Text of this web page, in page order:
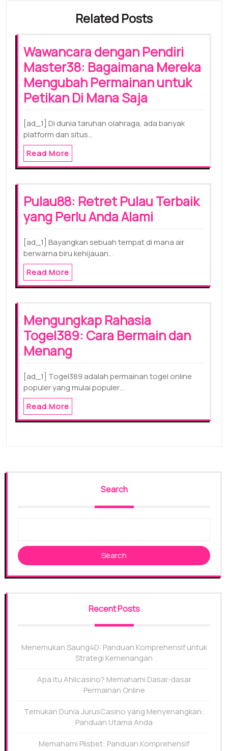
Related Posts
Wawancara dengan Pendiri
Master38: Bagaimana Mereka
Mengubah Permainan untuk
Petikan Di Mana Saja
[ad_1] Di dunia taruhan olahraga, ada banyak
platform dan situs…
Read More
Pulau88: Retret Pulau Terbaik
yang Perlu Anda Alami
[ad_1] Bayangkan sebuah tempat di mana air
berwarna biru kehijauan…
Read More
Mengungkap Rahasia
Togel389: Cara Bermain dan
Menang
[ad_1] Togel389 adalah permainan togel online
populer yang mulai populer…
Read More
Search
Search
Recent Posts
Menemukan Saung4D: Panduan Komprehensif untuk
Strategi Kemenangan
Apa itu Ahlicasino? Memahami Dasar-dasar
Permainan Online
Temukan Dunia JurusCasino yang Menyenangkan:
Panduan Utama Anda
Memahami Plisbet: Panduan Komprehensif